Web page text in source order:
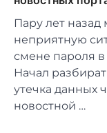
Пару лет
неприятную
смене пароля в
Начал
утечка данных
новостной …